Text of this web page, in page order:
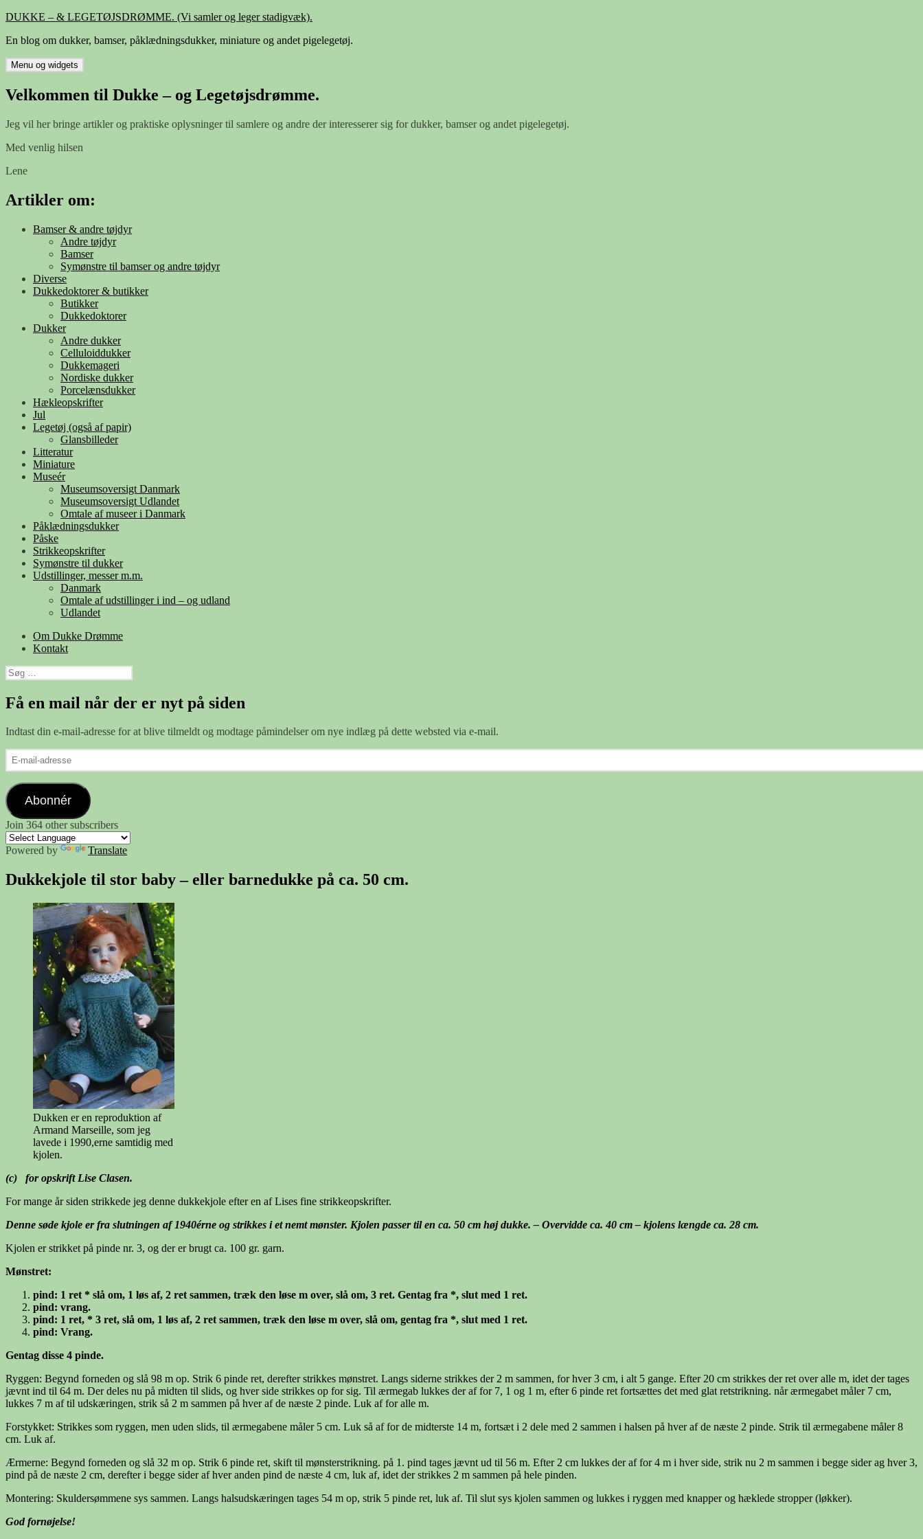
Hop
indhold
DUKKE – & LEGETØJSDRØMME. (Vi samler og leger stadigvæk).
En blog om dukker, bamser, påklædningsdukker, miniature og andet pigelegetøj.
Menu og widgets
Velkommen til Dukke – og Legetøjsdrømme.
Jeg vil her bringe artikler og praktiske oplysninger til samlere og andre der interesserer sig for dukker, bamser og andet pigelegetøj.
Med venlig hilsen
Lene
Artikler om:
Bamser & andre tøjdyr
Andre tøjdyr
Bamser
Symønstre til bamser og andre tøjdyr
Diverse
Dukkedoktorer & butikker
Butikker
Dukkedoktorer
Dukker
Andre dukker
Celluloiddukker
Dukkemageri
Nordiske dukker
Porcelænsdukker
Hækleopskrifter
Jul
Legetøj (også af papir)
Glansbilleder
Litteratur
Miniature
Museér
Museumsoversigt Danmark
Museumsoversigt Udlandet
Omtale af museer i Danmark
Påklædningsdukker
Påske
Strikkeopskrifter
Symønstre til dukker
Udstillinger, messer m.m.
Danmark
Omtale af udstillinger i ind – og udland
Udlandet
Om Dukke Drømme
Kontakt
Søg
efter:
Få en mail når der er nyt på siden
Indtast din e-mail-adresse for at blive tilmeldt og modtage påmindelser om nye indlæg på dette websted via e-mail.
E-
mail-
Abonnér
Join 364 other subscribers
Powered by Translate
Dukkekjole til stor baby – eller barnedukke på ca. 50 cm.
Dukken er en reproduktion af
Armand Marseille, som jeg
lavede i 1990,erne samtidig med
kjolen.
(c) for opskrift Lise Clasen.
For mange år siden strikkede jeg denne dukkekjole efter en af Lises fine strikkeopskrifter.
Denne søde kjole er fra slutningen af 1940érne og strikkes i et nemt mønster. Kjolen passer til en ca. 50 cm høj dukke. – Overvidde ca. 40 cm – kjolens længde ca. 28 cm.
Kjolen er strikket på pinde nr. 3, og der er brugt ca. 100 gr. garn.
Mønstret:
pind: 1 ret * slå om, 1 løs af, 2 ret sammen, træk den løse m over, slå om, 3 ret. Gentag fra *, slut med 1 ret.
pind: vrang.
pind: 1 ret, * 3 ret, slå om, 1 løs af, 2 ret sammen, træk den løse m over, slå om, gentag fra *, slut med 1 ret.
pind: Vrang.
Gentag disse 4 pinde.
Ryggen: Begynd forneden og slå 98 m op. Strik 6 pinde ret, derefter strikkes mønstret. Langs siderne strikkes der 2 m sammen, for hver 3 cm, i alt 5 gange. Efter 20 cm strikkes der ret over alle m, idet der tages
jævnt ind til 64 m. Der deles nu på midten til slids, og hver side strikkes op for sig. Til ærmegab lukkes der af for 7, 1 og 1 m, efter 6 pinde ret fortsættes det med glat retstrikning. når ærmegabet måler 7 cm,
lukkes 7 m af til udskæringen, strik så 2 m sammen på hver af de næste 2 pinde. Luk af for alle m.
Forstykket: Strikkes som ryggen, men uden slids, til ærmegabene måler 5 cm. Luk så af for de midterste 14 m, fortsæt i 2 dele med 2 sammen i halsen på hver af de næste 2 pinde. Strik til ærmegabene måler 8
cm. Luk af.
Ærmerne: Begynd forneden og slå 32 m op. Strik 6 pinde ret, skift til mønsterstrikning. på 1. pind tages jævnt ud til 56 m. Efter 2 cm lukkes der af for 4 m i hver side, strik nu 2 m sammen i begge sider ag hver 3,
pind på de næste 2 cm, derefter i begge sider af hver anden pind de næste 4 cm, luk af, idet der strikkes 2 m sammen på hele pinden.
Montering: Skuldersømmene sys sammen. Langs halsudskæringen tages 54 m op, strik 5 pinde ret, luk af. Til slut sys kjolen sammen og lukkes i ryggen med knapper og hæklede stropper (løkker).
God fornøjelse!